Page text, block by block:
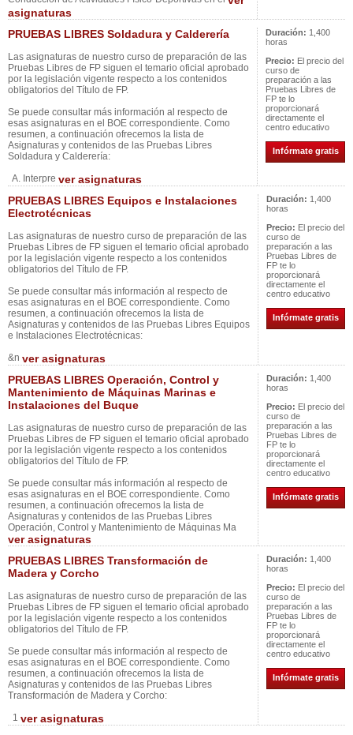
asignaturas
PRUEBAS LIBRES Soldadura y Calderería
Las asignaturas de nuestro curso de preparación de las
Pruebas Libres de FP siguen el temario oficial aprobado
por la legislación vigente respecto a los contenidos
obligatorios del Título de FP.
Se puede consultar más información al respecto de
esas asignaturas en el BOE correspondiente. Como
resumen, a continuación ofrecemos la lista de
Asignaturas y contenidos de las Pruebas Libres
Soldadura y Calderería:
A. Interpre ver asignaturas
Duración: 1,400
horas
Precio: El precio del
curso de
preparación a las
Pruebas Libres de
FP te lo
proporcionará
directamente el
centro educativo
Infórmate gratis
PRUEBAS LIBRES Equipos e Instalaciones
Electrotécnicas
Las asignaturas de nuestro curso de preparación de las
Pruebas Libres de FP siguen el temario oficial aprobado
por la legislación vigente respecto a los contenidos
obligatorios del Título de FP.
Se puede consultar más información al respecto de
esas asignaturas en el BOE correspondiente. Como
resumen, a continuación ofrecemos la lista de
Asignaturas y contenidos de las Pruebas Libres Equipos
e Instalaciones Electrotécnicas:
&n ver asignaturas
Duración: 1,400
horas
Precio: El precio del
curso de
preparación a las
Pruebas Libres de
FP te lo
proporcionará
directamente el
centro educativo
Infórmate gratis
PRUEBAS LIBRES Operación, Control y
Mantenimiento de Máquinas Marinas e
Instalaciones del Buque
Las asignaturas de nuestro curso de preparación de las
Pruebas Libres de FP siguen el temario oficial aprobado
por la legislación vigente respecto a los contenidos
obligatorios del Título de FP.
Se puede consultar más información al respecto de
esas asignaturas en el BOE correspondiente. Como
resumen, a continuación ofrecemos la lista de
Asignaturas y contenidos de las Pruebas Libres
Operación, Control y Mantenimiento de Máquinas Ma
ver asignaturas
Duración: 1,400
horas
Precio: El precio del
curso de
preparación a las
Pruebas Libres de
FP te lo
proporcionará
directamente el
centro educativo
Infórmate gratis
PRUEBAS LIBRES Transformación de
Madera y Corcho
Las asignaturas de nuestro curso de preparación de las
Pruebas Libres de FP siguen el temario oficial aprobado
por la legislación vigente respecto a los contenidos
obligatorios del Título de FP.
Se puede consultar más información al respecto de
esas asignaturas en el BOE correspondiente. Como
resumen, a continuación ofrecemos la lista de
Asignaturas y contenidos de las Pruebas Libres
Transformación de Madera y Corcho:
1 ver asignaturas
Duración: 1,400
horas
Precio: El precio del
curso de
preparación a las
Pruebas Libres de
FP te lo
proporcionará
directamente el
centro educativo
Infórmate gratis